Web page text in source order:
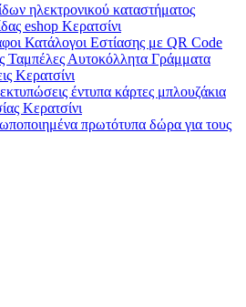
ηλεκτρονικού καταστήματος
eshop Κερατσίνι
Κατάλογοι Εστίασης με QR Code
Ταμπέλες Αυτοκόλλητα Γράμματα
Κερατσίνι
έντυπα κάρτες μπλουζάκια
Κερατσίνι
πρωτότυπα δώρα για τους